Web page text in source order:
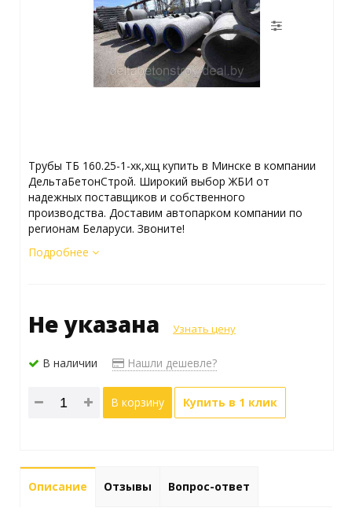
Трубы ТБ 160.25-1-хк,хщ купить в Минске в компании
ДельтаБетонСтрой. Широкий выбор ЖБИ от
надежных поставщиков и собственного
производства. Доставим автопарком компании по
регионам Беларуси. Звоните!
Подробнее
Не указана Узнать цену
В наличии Нашли дешевле?
В корзину Купить в 1 клик
Описание Отзывы Вопрос-ответ